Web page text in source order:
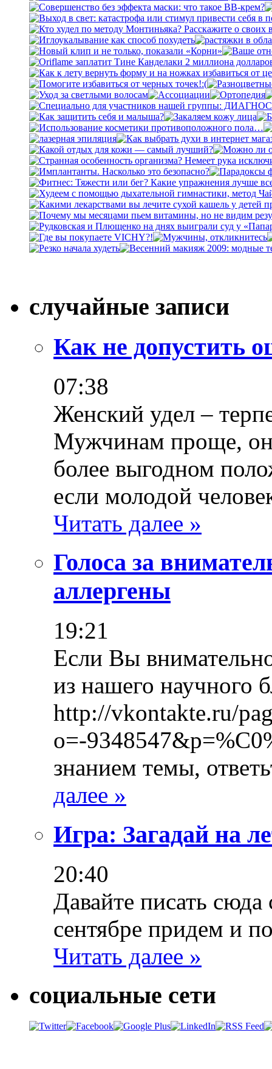
случайные записи
Как не допустить
07:38
Женский удел –
Мужчинам проще,
более выгодном
если молодой
Читать далее »
Голоса за
аллергены
19:21
Если Вы
из нашего научного
http://vkontakte.ru/
o=-
знанием темы,
далее »
Игра: Загадай на
20:40
Давайте писать
сентябре придем и
Читать далее »
социальные сети